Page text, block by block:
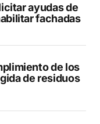
ayudas de
fachadas
de los
de residuos